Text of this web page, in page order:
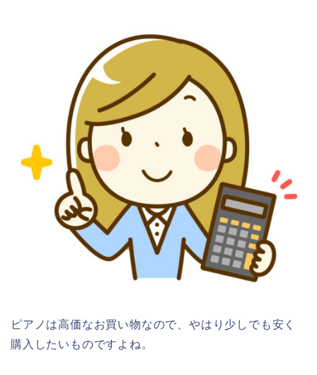
ピアノは高価なお買い物なので、やはり少しでも安く
購入したいものですよね。